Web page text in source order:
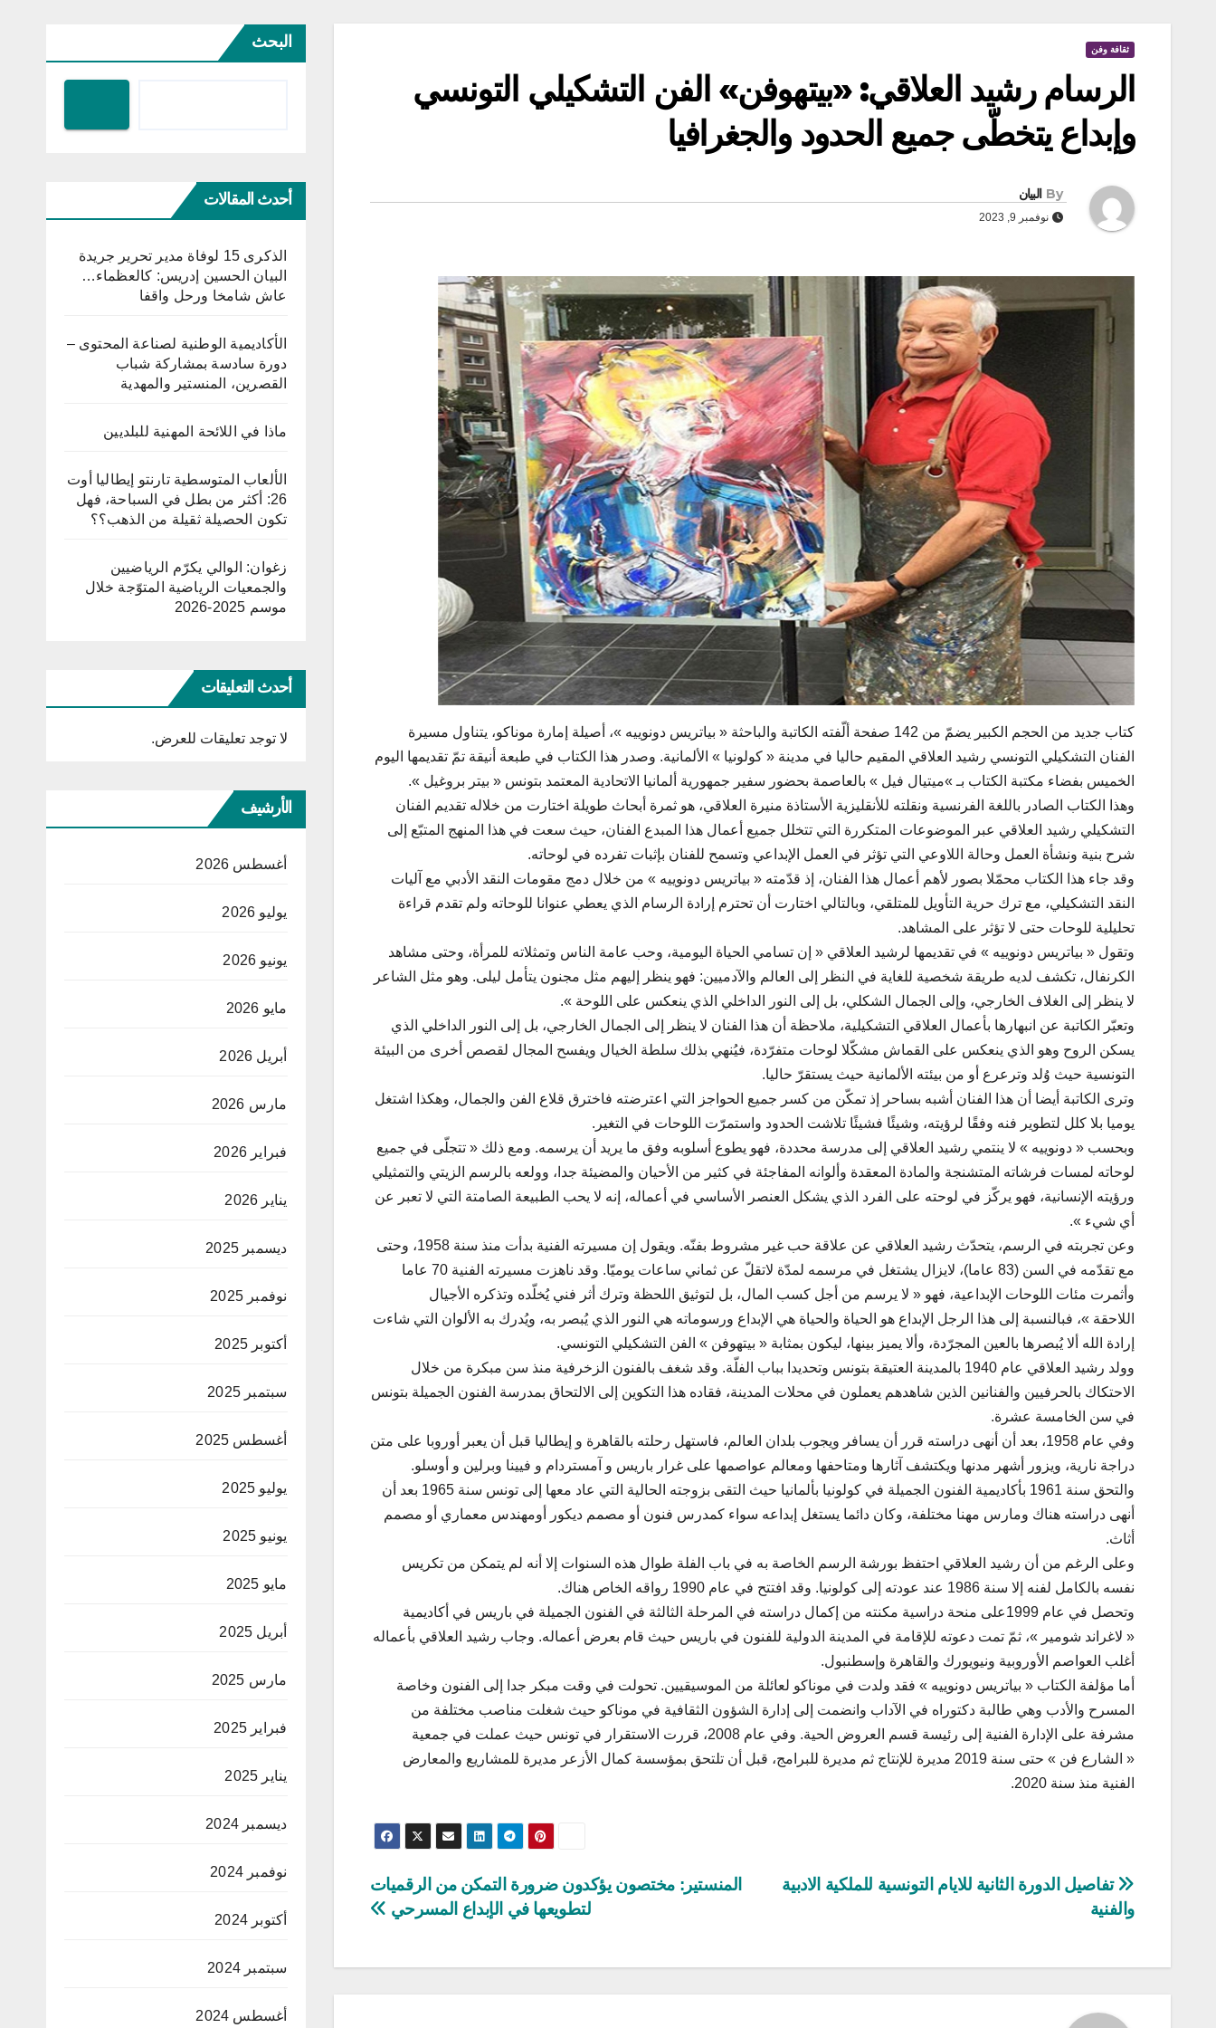
ثقافة وفن
الرسام رشيد العلاقي: «بيتهوفن» الفن التشكيلي التونسي
وإبداع يتخطّى جميع الحدود والجغرافيا
By البيان
نوفمبر 9, 2023
كتاب جديد من الحجم الكبير يضمّ من 142 صفحة ألّفته الكاتبة والباحثة « بياتريس دونوييه »، أصيلة إمارة موناكو، يتناول مسيرة
الفنان التشكيلي التونسي رشيد العلاقي المقيم حاليا في مدينة « كولونيا » الألمانية. وصدر هذا الكتاب في طبعة أنيقة تمّ تقديمها اليوم
الخميس بفضاء مكتبة الكتاب بـ »ميتيال فيل » بالعاصمة بحضور سفير جمهورية ألمانيا الاتحادية المعتمد بتونس « بيتر بروغيل ».
وهذا الكتاب الصادر باللغة الفرنسية ونقلته للأنقليزية الأستاذة منيرة العلاقي، هو ثمرة أبحاث طويلة اختارت من خلاله تقديم الفنان
التشكيلي رشيد العلاقي عبر الموضوعات المتكررة التي تتخلل جميع أعمال هذا المبدع الفنان، حيث سعت في هذا المنهج المتبّع إلى
شرح بنية ونشأة العمل وحالة اللاوعي التي تؤثر في العمل الإبداعي وتسمح للفنان بإثبات تفرده في لوحاته.
وقد جاء هذا الكتاب محمّلا بصور لأهم أعمال هذا الفنان، إذ قدّمته « بياتريس دونوييه » من خلال دمج مقومات النقد الأدبي مع آليات
النقد التشكيلي، مع ترك حرية التأويل للمتلقي، وبالتالي اختارت أن تحترم إرادة الرسام الذي يعطي عنوانا للوحاته ولم تقدم قراءة
تحليلية للوحات حتى لا تؤثر على المشاهد.
وتقول « بياتريس دونوييه » في تقديمها لرشيد العلاقي « إن تسامي الحياة اليومية، وحب عامة الناس وتمثلاته للمرأة، وحتى مشاهد
الكرنفال، تكشف لديه طريقة شخصية للغاية في النظر إلى العالم والآدميين: فهو ينظر إليهم مثل مجنون يتأمل ليلى. وهو مثل الشاعر
لا ينظر إلى الغلاف الخارجي، وإلى الجمال الشكلي، بل إلى النور الداخلي الذي ينعكس على اللوحة ».
وتعبّر الكاتبة عن انبهارها بأعمال العلاقي التشكيلية، ملاحظة أن هذا الفنان لا ينظر إلى الجمال الخارجي، بل إلى النور الداخلي الذي
يسكن الروح وهو الذي ينعكس على القماش مشكّلا لوحات متفرّدة، فيُنهي بذلك سلطة الخيال ويفسح المجال لقصص أخرى من البيئة
التونسية حيث وُلد وترعرع أو من بيئته الألمانية حيث يستقرّ حاليا.
وترى الكاتبة أيضا أن هذا الفنان أشبه بساحر إذ تمكّن من كسر جميع الحواجز التي اعترضته فاخترق قلاع الفن والجمال، وهكذا اشتغل
يوميا بلا كلل لتطوير فنه وفقًا لرؤيته، وشيئًا فشيئًا تلاشت الحدود واستمرّت اللوحات في التغير.
وبحسب « دونوييه » لا ينتمي رشيد العلاقي إلى مدرسة محددة، فهو يطوع أسلوبه وفق ما يريد أن يرسمه. ومع ذلك « تتجلّى في جميع
لوحاته لمسات فرشاته المتشنجة والمادة المعقدة وألوانه المفاجئة في كثير من الأحيان والمضيئة جدا، وولعه بالرسم الزيتي والتمثيلي
ورؤيته الإنسانية، فهو يركّز في لوحته على الفرد الذي يشكل العنصر الأساسي في أعماله، إنه لا يحب الطبيعة الصامتة التي لا تعبر عن
أي شيء ».
وعن تجربته في الرسم، يتحدّث رشيد العلاقي عن علاقة حب غير مشروط بفنّه. ويقول إن مسيرته الفنية بدأت منذ سنة 1958، وحتى
مع تقدّمه في السن (83 عاما)، لايزال يشتغل في مرسمه لمدّة لاتقلّ عن ثماني ساعات يوميّا. وقد ناهزت مسيرته الفنية 70 عاما
وأثمرت مئات اللوحات الإبداعية، فهو « لا يرسم من أجل كسب المال، بل لتوثيق اللحظة وترك أثر فني يُخلّده وتذكره الأجيال
اللاحقة »، فبالنسبة إلى هذا الرجل الإبداع هو الحياة والحياة هي الإبداع ورسوماته هي النور الذي يُبصر به، ويُدرك به الألوان التي شاءت
إرادة الله ألا يُبصرها بالعين المجرّدة، وألا يميز بينها، ليكون بمثابة « بيتهوفن » الفن التشكيلي التونسي.
وولد رشيد العلاقي عام 1940 بالمدينة العتيقة بتونس وتحديدا بباب الفلّة. وقد شغف بالفنون الزخرفية منذ سن مبكرة من خلال
الاحتكاك بالحرفيين والفنانين الذين شاهدهم يعملون في محلات المدينة، فقاده هذا التكوين إلى الالتحاق بمدرسة الفنون الجميلة بتونس
في سن الخامسة عشرة.
وفي عام 1958، بعد أن أنهى دراسته قرر أن يسافر ويجوب بلدان العالم، فاستهل رحلته بالقاهرة و إيطاليا قبل أن يعبر أوروبا على متن
دراجة نارية، ويزور أشهر مدنها ويكتشف آثارها ومتاحفها ومعالم عواصمها على غرار باريس و آمستردام و فيينا وبرلين و أوسلو.
والتحق سنة 1961 بأكاديمية الفنون الجميلة في كولونيا بألمانيا حيث التقى بزوجته الحالية التي عاد معها إلى تونس سنة 1965 بعد أن
أنهى دراسته هناك ومارس مهنا مختلفة، وكان دائما يستغل إبداعه سواء كمدرس فنون أو مصمم ديكور أومهندس معماري أو مصمم
أثاث.
وعلى الرغم من أن رشيد العلاقي احتفظ بورشة الرسم الخاصة به في باب الفلة طوال هذه السنوات إلا أنه لم يتمكن من تكريس
نفسه بالكامل لفنه إلا سنة 1986 عند عودته إلى كولونيا. وقد افتتح في عام 1990 رواقه الخاص هناك.
وتحصل في عام 1999على منحة دراسية مكنته من إكمال دراسته في المرحلة الثالثة في الفنون الجميلة في باريس في أكاديمية
« لاغراند شومير »، ثمّ تمت دعوته للإقامة في المدينة الدولية للفنون في باريس حيث قام بعرض أعماله. وجاب رشيد العلاقي بأعماله
أغلب العواصم الأوروبية ونيويورك والقاهرة وإسطنبول.
أما مؤلفة الكتاب « بياتريس دونوييه » فقد ولدت في موناكو لعائلة من الموسيقيين. تحولت في وقت مبكر جدا إلى الفنون وخاصة
المسرح والأدب وهي طالبة دكتوراه في الآداب وانضمت إلى إدارة الشؤون الثقافية في موناكو حيث شغلت مناصب مختلفة من
مشرفة على الإدارة الفنية إلى رئيسة قسم العروض الحية. وفي عام 2008، قررت الاستقرار في تونس حيث عملت في جمعية
« الشارع فن » حتى سنة 2019 مديرة للإنتاج ثم مديرة للبرامج، قبل أن تلتحق بمؤسسة كمال الأزعر مديرة للمشاريع والمعارض
الفنية منذ سنة 2020.
تصفّح
المقالات
المنستير: مختصون يؤكدون ضرورة التمكن من الرقميات
لتطويعها في الإبداع المسرحي
تفاصيل الدورة الثانية للايام التونسية للملكية الادبية
والفنية
البحث
أحدث المقالات
الذكرى 15 لوفاة مدير تحرير جريدة
البيان الحسين إدريس: كالعظماء…
عاش شامخا ورحل واقفا
الأكاديمية الوطنية لصناعة المحتوى –
دورة سادسة بمشاركة شباب
القصرين، المنستير والمهدية
ماذا في اللائحة المهنية للبلديين
الألعاب المتوسطية تارنتو إيطاليا أوت
26: أكثر من بطل في السباحة، فهل
تكون الحصيلة ثقيلة من الذهب؟؟
زغوان: الوالي يكرّم الرياضيين
والجمعيات الرياضية المتوّجة خلال
موسم 2025-2026
أحدث التعليقات
لا توجد تعليقات للعرض.
الأرشيف
أغسطس 2026
يوليو 2026
يونيو 2026
مايو 2026
أبريل 2026
مارس 2026
فبراير 2026
يناير 2026
ديسمبر 2025
نوفمبر 2025
أكتوبر 2025
سبتمبر 2025
أغسطس 2025
يوليو 2025
يونيو 2025
مايو 2025
أبريل 2025
مارس 2025
فبراير 2025
يناير 2025
ديسمبر 2024
نوفمبر 2024
أكتوبر 2024
سبتمبر 2024
أغسطس 2024